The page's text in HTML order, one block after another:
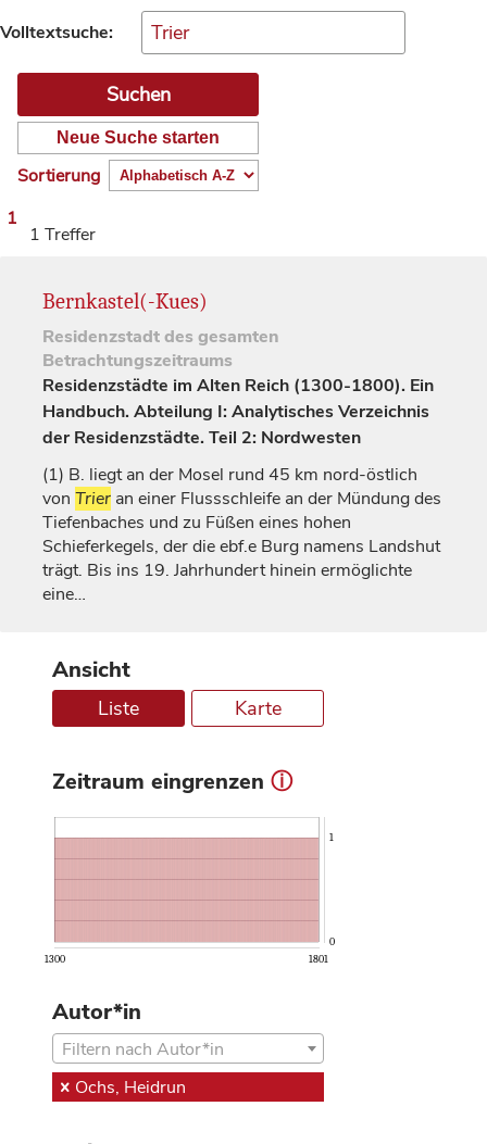
Volltextsuche:
Neue Suche starten
Sortierung
1
1 Treffer
Bernkastel(-Kues)
Residenzstadtdes gesamten
Betrachtungszeitraums
Residenzstädte im Alten Reich (1300-1800). Ein
Handbuch. Abteilung I: Analytisches Verzeichnis
der Residenzstädte. Teil 2: Nordwesten
(1) B. liegt an der Mosel rund 45 km nord-östlich
von Trier an einer Flussschleife an der Mündung des
Tiefenbaches und zu Füßen eines hohen
Schieferkegels, der die ebf.e Burg namens Landshut
trägt. Bis ins 19. Jahrhunderthinein ermöglichte
eine…
Ansicht
Liste Karte
Zeitraum eingrenzen ⓘ
1300 1801
0
1
Autor*in
Filtern nach Autor*in
Ochs, Heidrun